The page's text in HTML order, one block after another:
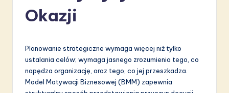
Okazji
Planowanie strategiczne wymaga więcej niż tylko
ustalania celów; wymaga jasnego zrozumienia tego, co
napędza organizację, oraz tego, co jej przeszkadza.
Model Motywacji Biznesowej (BMM) zapewnia